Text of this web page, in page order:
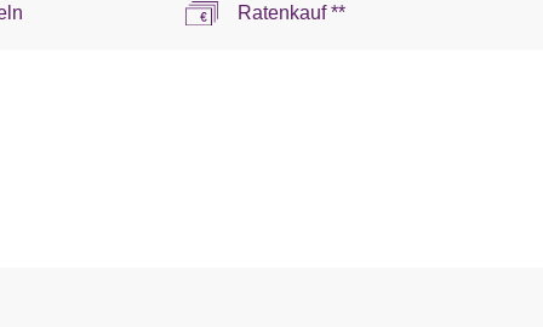
Ratenkauf **